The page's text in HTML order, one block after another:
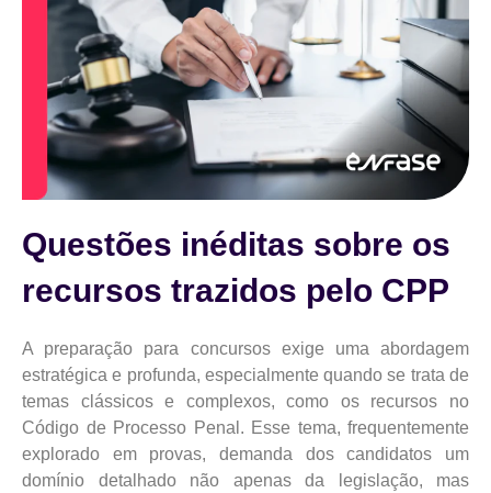
Questões inéditas sobre os
recursos trazidos pelo CPP
A preparação para concursos exige uma abordagem
estratégica e profunda, especialmente quando se trata de
temas clássicos e complexos, como os recursos no
Código de Processo Penal. Esse tema, frequentemente
explorado em provas, demanda dos candidatos um
domínio detalhado não apenas da legislação, mas